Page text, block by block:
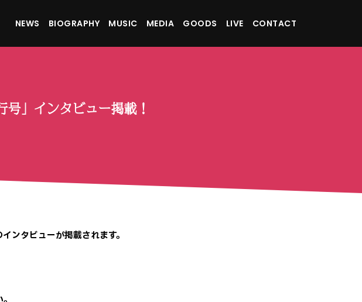
NEWS BIOGRAPHY MUSIC MEDIA GOODS LIVE CONTACT
」インタビュー掲載！
タビューが掲載されます。